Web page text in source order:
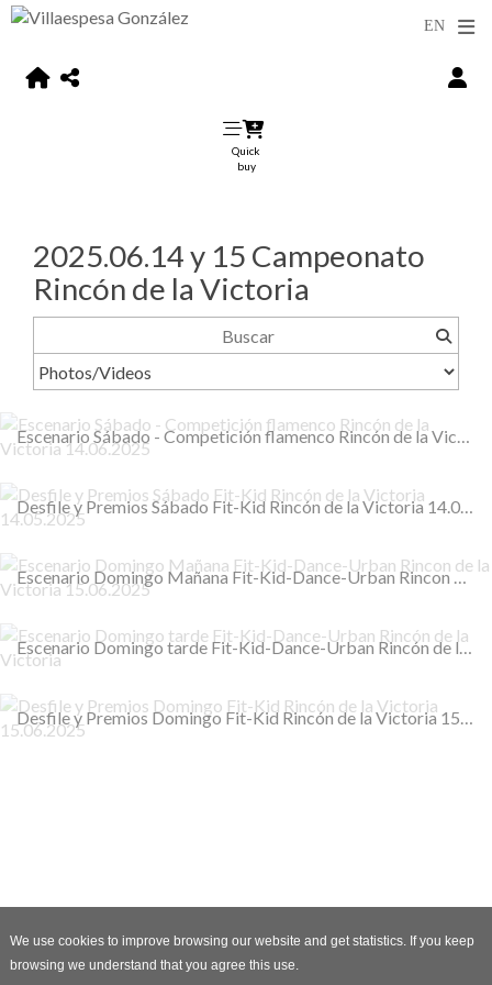
Quick
buy
2025.06.14 y 15 Campeonato
Rincón de la Victoria
Escenario Sábado - Competición flamenco Rincón de la Victoria 14.06.2025
Desfile y Premios Sábado Fit-Kid Rincón de la Victoria 14.05.2025
Escenario Domingo Mañana Fit-Kid-Dance-Urban Rincon de la Victoria 15.06.2025
Escenario Domingo tarde Fit-Kid-Dance-Urban Rincón de la Victoria
Desfile y Premios Domingo Fit-Kid Rincón de la Victoria 15.06.2025
We use cookies to improve browsing our website and get statistics. If you keep
browsing we understand that you agree this use.